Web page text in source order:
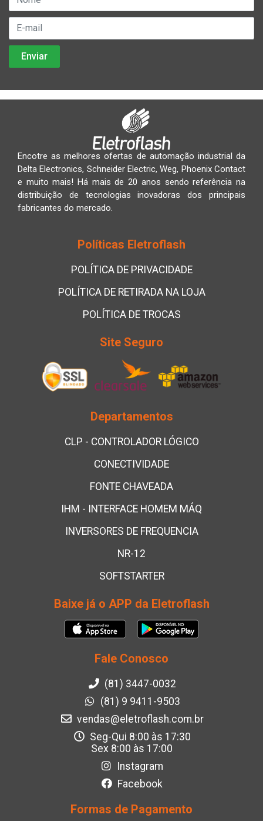
Encotre as melhores ofertas de automação industrial da
Delta Electronics, Schneider Electric, Weg, Phoenix Contact
e muito mais! Há mais de 20 anos sendo referência na
distribuição de tecnologias inovadoras dos principais
fabricantes do mercado.
Políticas Eletroflash
POLÍTICA DE PRIVACIDADE
POLÍTICA DE RETIRADA NA LOJA
POLÍTICA DE TROCAS
Site Seguro
Departamentos
CLP - CONTROLADOR LÓGICO
CONECTIVIDADE
FONTE CHAVEADA
IHM - INTERFACE HOMEM MÁQ
INVERSORES DE FREQUENCIA
NR-12
SOFTSTARTER
Baixe já o APP da Eletroflash
Fale Conosco
(81) 3447-0032
(81) 9 9411-9503
vendas@eletroflash.com.br
Seg-Qui 8:00 às 17:30
Sex 8:00 às 17:00
Instagram
Facebook
Formas de Pagamento